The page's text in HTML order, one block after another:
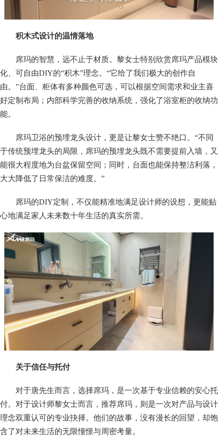
积木式设计的温情落地
席玛的智慧，远不止于材质。黎女士特别欣赏席玛产品模块
化、可自由DIY的“积木”理念。“它给了我们极大的创作自
由。”台面、柜体有多种颜色可选，可以根据空间需求和业主喜
好定制布局；内部科学完善的收纳系统，强化了浴室柜的收纳功
能。
席玛卫浴的预埋龙头设计，更是让黎女士赞不绝口。“不同
于传统预埋龙头的局限，席玛的预埋龙头既不需要提前入墙，又
能很大程度地为台盆保留空间；同时，台面也能保持整洁利落，
大大降低了日常保洁的难度。”
席玛的DIY定制，不仅能精准地满足设计师的设想，更能贴
心地满足家人未来数十年生活的真实所需。
关于信任与托付
对于唐先生而言，选择席玛，是一次基于专业信赖的安心托
付。对于设计师黎女士而言，推荐席玛，则是一次对产品与设计
理念双重认可的专业抉择。他们的故事，没有漫长的回望，却饱
含了对未来生活的无限憧憬与周密考量。